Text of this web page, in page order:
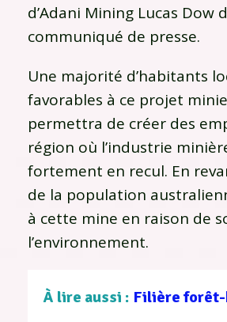
d’Adani Mining Lucas Dow
communiqué de presse.
Une majorité d’habitants
favorables à ce projet
permettra de créer des
région où l’industrie
fortement en recul. En
de la population
à cette mine en raison de
l’environnement.
À lire aussi :